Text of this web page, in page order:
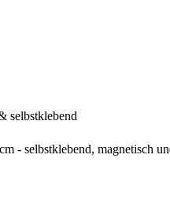
selbstklebend
- selbstklebend, magnetisch